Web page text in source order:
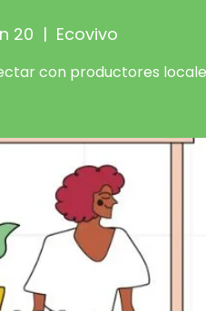
20
  |
Ecovivo
con productores